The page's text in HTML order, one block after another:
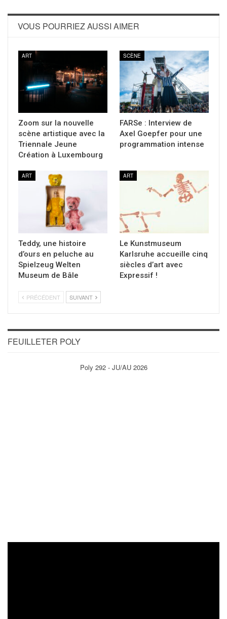
VOUS POURRIEZ AUSSI AIMER
ART
Zoom sur la nouvelle
scène artistique avec la
Triennale Jeune
Création à Luxembourg
SCÈNE
FARSe : Interview de
Axel Goepfer pour une
programmation intense
ART
Teddy, une histoire
d’ours en peluche au
Spielzeug Welten
Museum de Bâle
ART
Le Kunstmuseum
Karlsruhe accueille cinq
siècles d’art avec
Expressif !
PRÉCÉDENT SUIVANT
FEUILLETER POLY
Poly 292 - JU/AU 2026